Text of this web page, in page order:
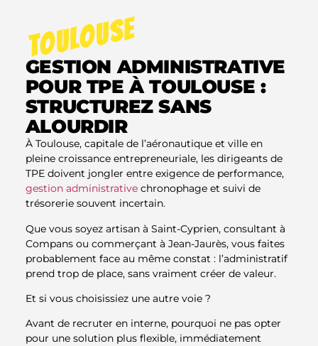
TOULOUSE
GESTION ADMINISTRATIVE
POUR TPE À TOULOUSE :
STRUCTUREZ SANS
ALOURDIR
À Toulouse, capitale de l’aéronautique et ville en
pleine croissance entrepreneuriale, les dirigeants de
TPE doivent jongler entre exigence de performance,
gestion administrativechronophage et suivi de
trésorerie souvent incertain.
Que vous soyez artisan à Saint-Cyprien, consultant à
Compans ou commerçant à Jean-Jaurès, vous faites
probablement face au même constat : l’administratif
prend trop de place, sans vraiment créer de valeur.
Et si vous choisissiez une autre voie ?
Avant de recruter en interne, pourquoi ne pas opter
pour une solution plus flexible, immédiatement